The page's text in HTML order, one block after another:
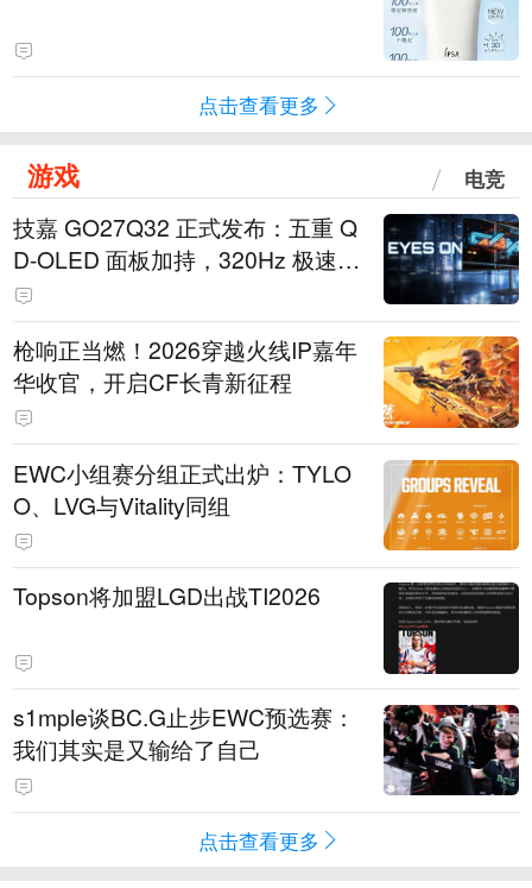
点击查看更多
游戏 电竞
技嘉 GO27Q32 正式发布：五重 Q
D-OLED 面板加持，320Hz 极速与
影院级画面兼得
枪响正当燃！2026穿越火线IP嘉年
华收官，开启CF长青新征程
EWC小组赛分组正式出炉：TYLO
O、LVG与Vitality同组
Topson将加盟LGD出战TI2026
s1mple谈BC.G止步EWC预选赛：
我们其实是又输给了自己
点击查看更多